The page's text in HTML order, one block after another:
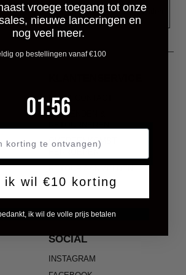
Aanmelden
FAQ & CONTACT
VERZENDEN &
OVEREENKOMST
PRIVACY
SOCIAL
INSTAGRAM
vroege toegang tot onze
nieuwe lanceringen en
nog veel meer.
op bestellingen vanaf €100
Countdown ends in:
1
01: 56
56
ik wil €10 korting
ik wil de volle prijs betalen